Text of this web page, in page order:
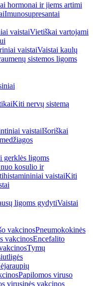
hormonai ir jiems artimi
Imunosupresantai
vaistaiVietiškai vartojami
vaistaiVaistai kaulų
sistemos ligoms
Kiti nervų sistemą
vaistaiIšoriškai
gerklės ligoms
kosulio ir
vaistaiKiti
ligoms gydytiVaistai
vakcinosPneumokokinės
vakcinosEncefalito
Tymų
Papilomos viruso
virusinės vakcinos